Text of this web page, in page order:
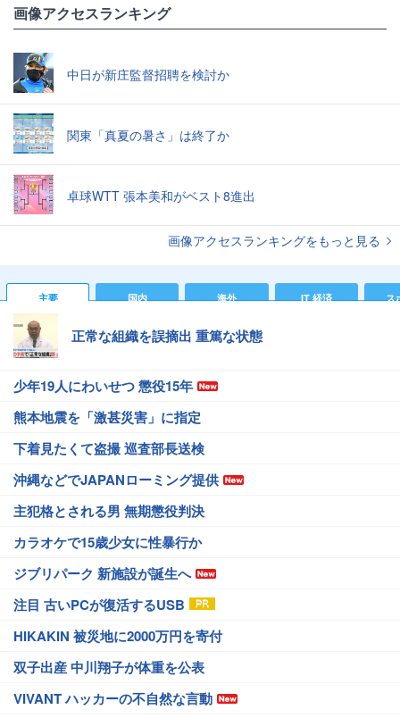
画像アクセスランキング
中日が新庄監督招聘を検討か
関東「真夏の暑さ」は終了か
卓球WTT 張本美和がベスト8進出
画像アクセスランキングをもっと見る
主要 国内 海外 IT 経済 ス
正常な組織を誤摘出 重篤な状態
少年19人にわいせつ 懲役15年
熊本地震を「激甚災害」に指定
下着見たくて盗撮 巡査部長送検
沖縄などでJAPANローミング提供
主犯格とされる男 無期懲役判決
カラオケで15歳少女に性暴行か
ジブリパーク 新施設が誕生へ
注目 古いPCが復活するUSB
HIKAKIN 被災地に2000万円を寄付
双子出産 中川翔子が体重を公表
VIVANT ハッカーの不自然な言動